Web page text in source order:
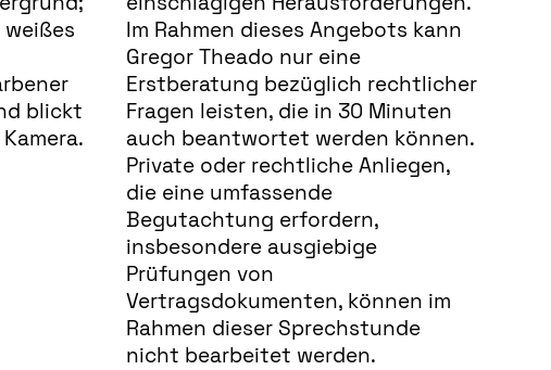
Im Rahmen dieses Angebots kann
Gregor Theado nur eine
Erstberatung bezüglich rechtlicher
Fragen leisten, die in 30 Minuten
auch beantwortet werden können.
Private oder rechtliche Anliegen,
die eine umfassende
Begutachtung erfordern,
insbesondere ausgiebige
Prüfungen von
Vertragsdokumenten, können im
Rahmen dieser Sprechstunde
nicht bearbeitet werden.